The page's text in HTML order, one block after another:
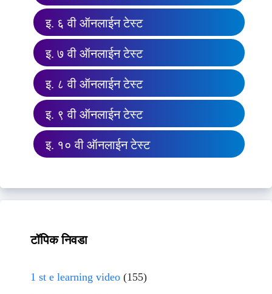
इ. ६ वी ऑनलाईन टेस्ट
इ. ७ वी ऑनलाईन टेस्ट
इ. ८ वी ऑनलाईन टेस्ट
इ. ९ वी ऑनलाईन टेस्ट
इ. १० वी ऑनलाईन टेस्ट
टॉपिक निवडा
1 st e learning video (155)